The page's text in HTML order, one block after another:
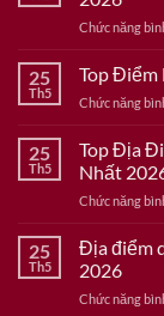
Chức năng
25
Th5
Top Điểm
Chức năng
25
Th5
Top Địa
Nhất
Chức năng
25
Th5
Địa điểm
2026
Chức năng